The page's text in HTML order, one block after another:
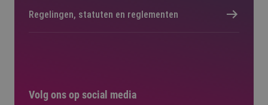
Volg ons op social media
Regelingen, statuten en reglementen